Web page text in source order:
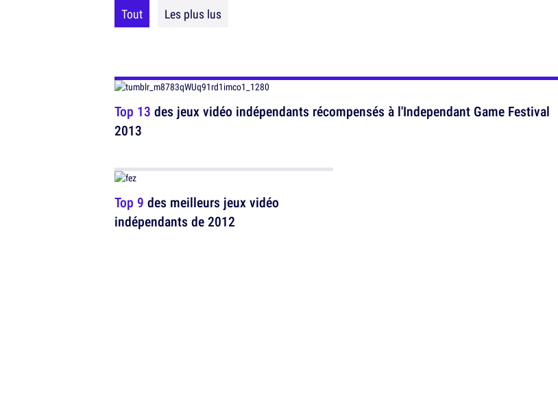
Tout Les plus lus
Top 13 des jeux vidéo indépendants récompensés à l'Independant Game Festival
2013
Top 9 des meilleurs jeux vidéo
indépendants de 2012